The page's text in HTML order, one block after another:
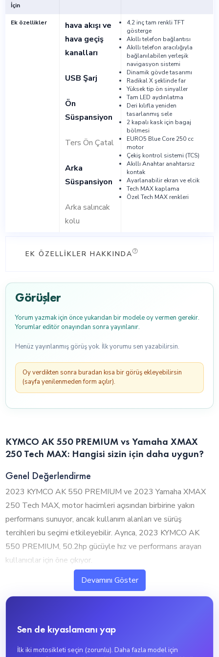
İçin
Ek özellikler
hava akışı ve
hava geçiş
kanalları
USB Şarj
Ön
Süspansiyon
Ters Ön Çatal
Arka
Süspansiyon
Arka salıncak
kolu
4,2 inç tam renkli TFT
gösterge
Akıllı telefon bağlantısı
Akıllı telefon aracılığıyla
bağlanılabilen yerleşik
navigasyon sistemi
Dinamik gövde tasarımı
Radikal X şeklinde far
Yüksek tip ön sinyaller
Tam LED aydınlatma
Deri kılıfla yeniden
tasarlanmış sele
2 kapalı kask için bagaj
bölmesi
EURO5 Blue Core 250 cc
motor
Çekiş kontrol sistemi (TCS)
Akıllı Anahtar anahtarsız
kontak
Ayarlanabilir ekran ve elcik
Tech MAX kaplama
Özel Tech MAX renkleri
EK ÖZELLIKLER HAKKINDA
Görüşler
Yorum yazmak için önce yukarıdan bir modele oy vermen gerekir.
Yorumlar editör onayından sonra yayınlanır.
Henüz yayınlanmış görüş yok. İlk yorumu sen yazabilirsin.
Oy verdikten sonra buradan kısa bir görüş ekleyebilirsin
(sayfa yenilenmeden form açılır).
KYMCO AK 550 PREMIUM vs Yamaha XMAX
250 Tech MAX: Hangisi sizin için daha uygun?
Genel Değerlendirme
2023 KYMCO AK 550 PREMIUM ve 2023 Yamaha XMAX
250 Tech MAX, motor hacimleri açısından birbirine yakın
performans sunuyor, ancak kullanım alanları ve sürüş
tercihleri bu seçimi etkileyebilir. Ayrıca, 2023 KYMCO AK
550 PREMIUM, 50.2hp gücüyle hız ve performans arayan
kullanıcılar için öne çıkıyor.
1. Silindir Hacmi ve Performans
2023 KYMCO AK 550 PREMIUM ve 2023 Yamaha XMAX
seviyelerde bulunuyor. 2023 KYMCO AK 550 PREMIUM,
Devamını Göster
Sen de kıyaslamanı yap
İlk iki motosikleti seçin (zorunlu). Daha fazla model için